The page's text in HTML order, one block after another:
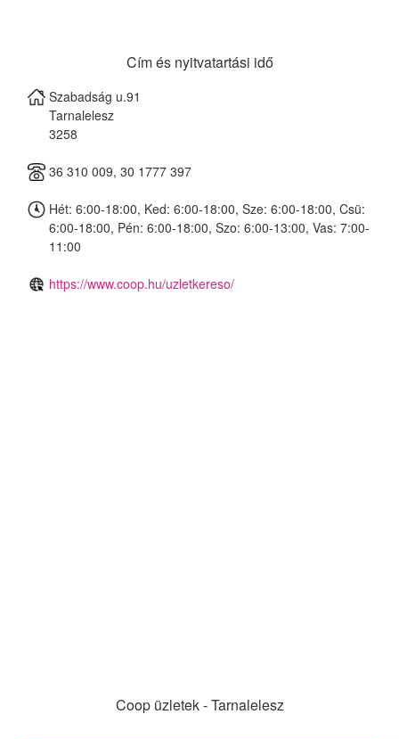
Cím és nyitvatartási idő
Szabadság u.91
Tarnalelesz
3258
36 310 009, 30 1777 397
Hét: 6:00-18:00, Ked: 6:00-18:00, Sze: 6:00-18:00, Csü:
6:00-18:00, Pén: 6:00-18:00, Szo: 6:00-13:00, Vas: 7:00-
11:00
https://www.coop.hu/uzletkereso/
Coop üzletek - Tarnalelesz